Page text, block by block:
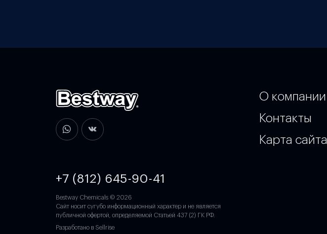
+7 (812) 645-90-41
Bestway Chemicals © 2026
Сайт носит сугубо информационный характер и не является
публичной офертой, определяемой Статьей 437 (2) ГК РФ.
Разработано в Sellrise
О компании
Контакты
Карта сайта